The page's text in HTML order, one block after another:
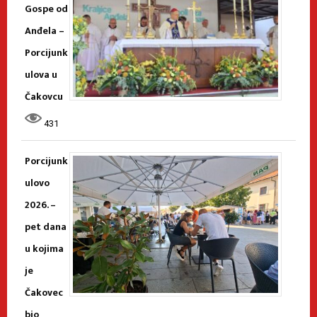
Gospe od
Anđela –
Porcijunk
ulova u
Čakovcu
431
Porcijunk
ulovo
2026. –
pet dana
u kojima
je
Čakovec